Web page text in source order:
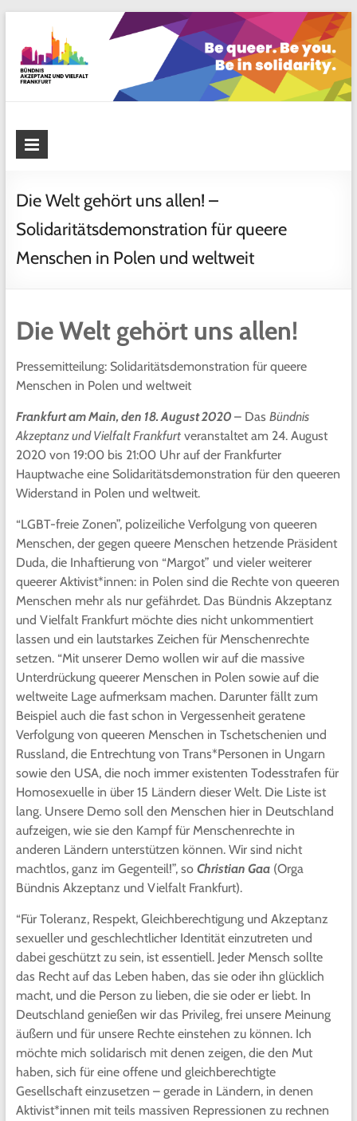
content
Bündnis Akzeptanz und Vielfalt
Die Welt gehört uns allen! –
Solidaritätsdemonstration für queere
Menschen in Polen und weltweit
Die Welt gehört uns allen!
Pressemitteilung: Solidaritätsdemonstration für queere
Menschen in Polen und weltweit
Frankfurt am Main, den 18. August 2020 – Das Bündnis
Akzeptanz und Vielfalt Frankfurtveranstaltet am 24. August
2020 von 19:00 bis 21:00 Uhr auf der Frankfurter
Hauptwache eine Solidaritätsdemonstration für den queeren
Widerstand in Polen und weltweit.
“LGBT-freie Zonen”, polizeiliche Verfolgung von queeren
Menschen, der gegen queere Menschen hetzende Präsident
Duda, die Inhaftierung von “Margot” und vieler weiterer
queerer Aktivist*innen: in Polen sind die Rechte von queeren
Menschen mehr als nur gefährdet. Das Bündnis Akzeptanz
und Vielfalt Frankfurt möchte dies nicht unkommentiert
lassen und ein lautstarkes Zeichen für Menschenrechte
setzen. “Mit unserer Demo wollen wir auf die massive
Unterdrückung queerer Menschen in Polen sowie auf die
weltweite Lage aufmerksam machen. Darunter fällt zum
Beispiel auch die fast schon in Vergessenheit geratene
Verfolgung von queeren Menschen in Tschetschenien und
Russland, die Entrechtung von Trans*Personen in Ungarn
sowie den USA, die noch immer existenten Todesstrafen für
Homosexuelle in über 15 Ländern dieser Welt. Die Liste ist
lang. Unsere Demo soll den Menschen hier in Deutschland
aufzeigen, wie sie den Kampf für Menschenrechte in
anderen Ländern unterstützen können. Wir sind nicht
machtlos, ganz im Gegenteil!”, so Christian Gaa(Orga
Bündnis Akzeptanz und Vielfalt Frankfurt).
“Für Toleranz, Respekt, Gleichberechtigung und Akzeptanz
sexueller und geschlechtlicher Identität einzutreten und
dabei geschützt zu sein, ist essentiell. Jeder Mensch sollte
das Recht auf das Leben haben, das sie oder ihn glücklich
macht, und die Person zu lieben, die sie oder er liebt. In
Deutschland genießen wir das Privileg, frei unsere Meinung
äußern und für unsere Rechte einstehen zu können. Ich
möchte mich solidarisch mit denen zeigen, die den Mut
haben, sich für eine offene und gleichberechtigte
Gesellschaft einzusetzen – gerade in Ländern, in denen
Aktivist*innen mit teils massiven Repressionen zu rechnen